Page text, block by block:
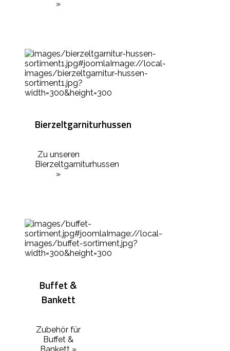
»
Bierzeltgarniturhussen
Zu unseren
Bierzeltgarniturhussen
»
Buffet &
Bankett
Zubehör für
Buffet &
Bankett »